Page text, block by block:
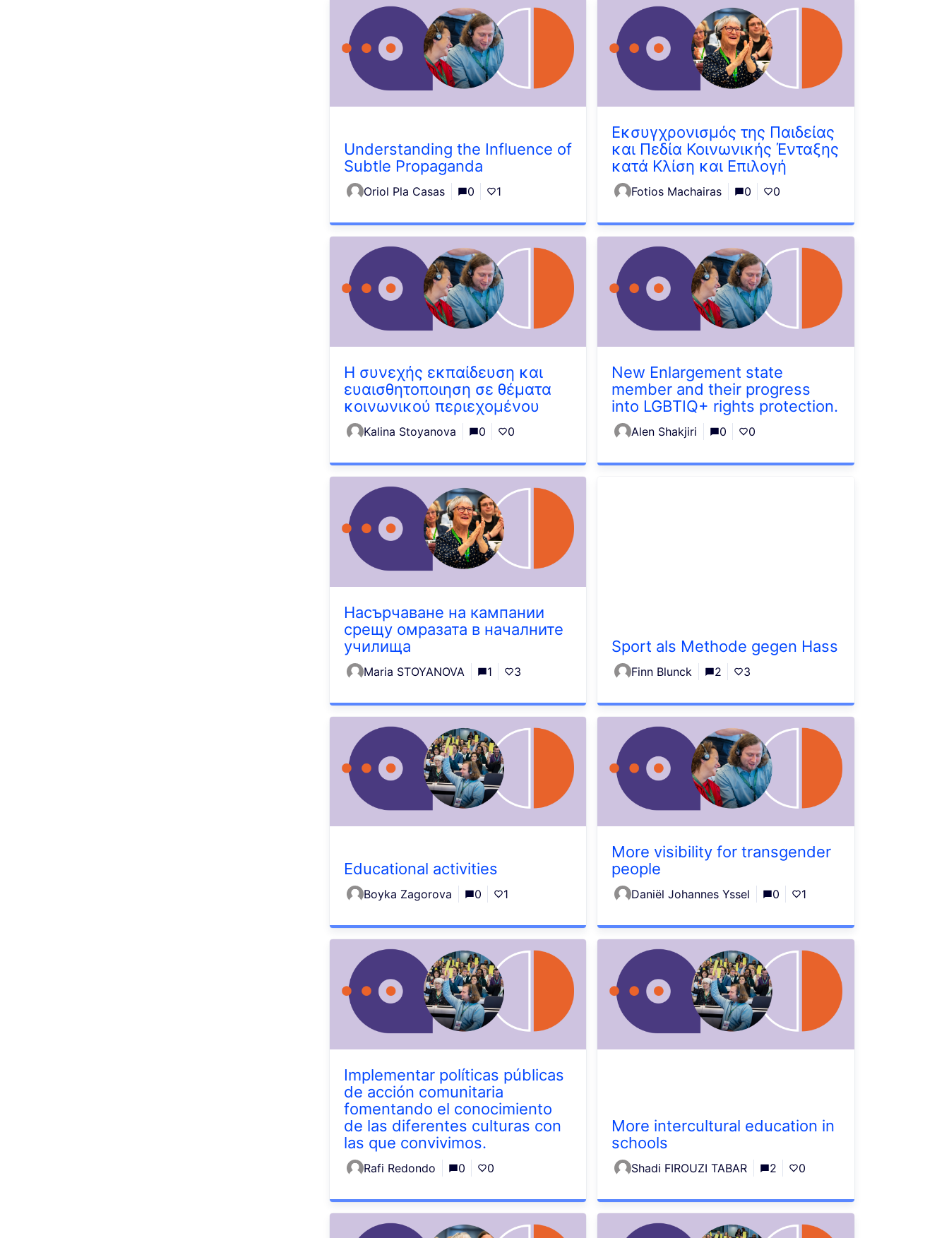
Understanding the Influence of
Subtle Propaganda
Oriol Pla Casas 0 1
Εκσυγχρονισμός της Παιδείας
και Πεδία Κοινωνικής Ένταξης
κατά Κλίση και Επιλογή
Fotios Machairas 0 0
Η συνεχής εκπαίδευση και
ευαισθητοποιηση σε θέματα
κοινωνικού περιεχομένου
Kalina Stoyanova 0 0
New Enlargement state
member and their progress
into LGBTIQ+ rights protection.
Alen Shakjiri 0 0
Насърчаване на кампании
срещу омразата в началните
училища
Maria STOYANOVA 1 3
Sport als Methode gegen Hass
Finn Blunck 2 3
Educational activities
Boyka Zagorova 0 1
More visibility for transgender
people
Daniël Johannes Yssel 0 1
Implementar políticas públicas
de acción comunitaria
fomentando el conocimiento
de las diferentes culturas con
las que convivimos.
Rafi Redondo 0 0
More intercultural education in
schools
Shadi FIROUZI TABAR 2 0